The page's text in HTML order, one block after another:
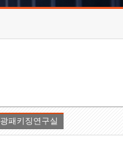
남권연구본부
획본부
광패키징연구실